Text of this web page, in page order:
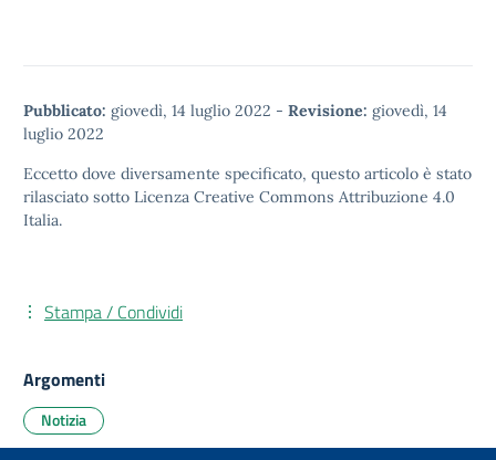
Pubblicato: giovedì, 14 luglio 2022 - Revisione: giovedì, 14
luglio 2022
Eccetto dove diversamente specificato, questo articolo è stato
rilasciato sotto Licenza Creative Commons Attribuzione 4.0
Italia.
Stampa / Condividi
Argomenti
Notizia